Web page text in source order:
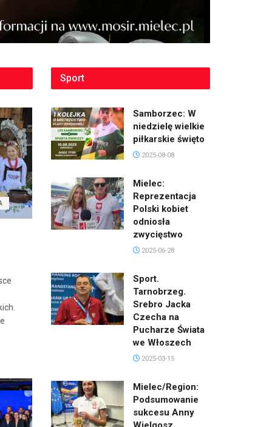
Sport
Samborzec: W
niedzielę wielkie
piłkarskie święto
2025-08-08
Mielec:
Reprezentacja
Polski kobiet
odniosła
zwycięstwo
2025-06-28
Sport.
Tarnobrzeg.
Srebro Jacka
Czecha na
Pucharze Świata
we Włoszech
2025-03-15
Mielec/Region:
Podsumowanie
sukcesu Anny